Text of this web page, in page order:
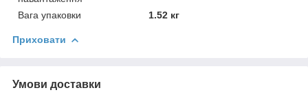
Вага упаковки 1.52 кг
Приховати
Умови доставки